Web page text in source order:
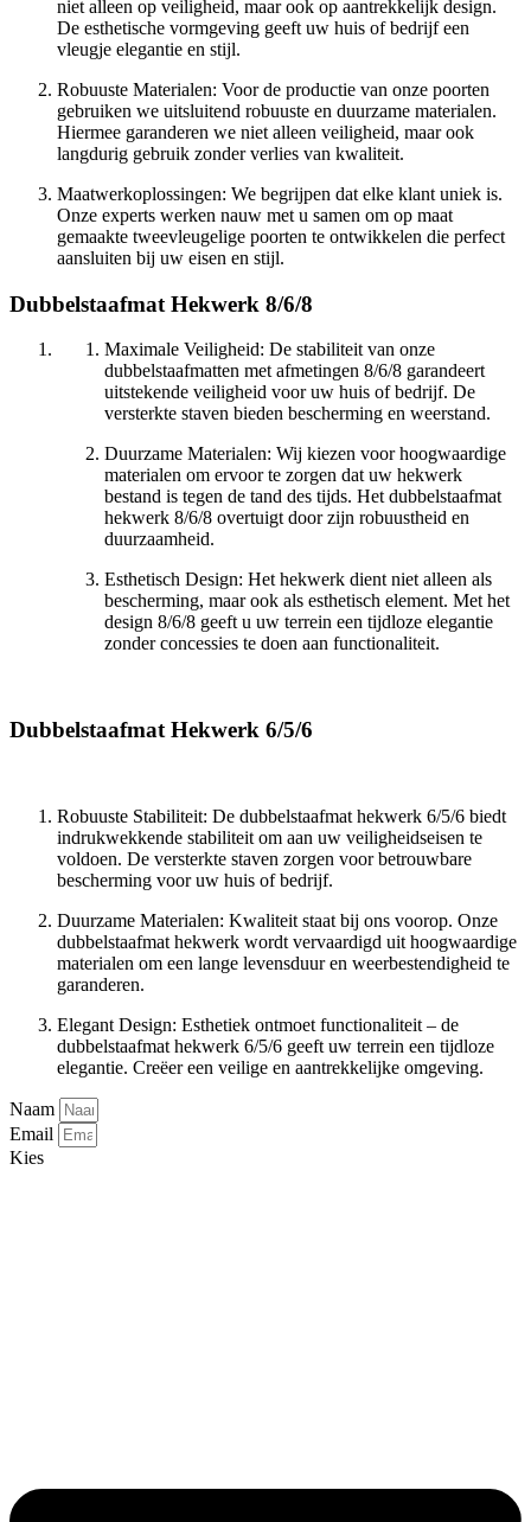
niet alleen op veiligheid, maar ook op aantrekkelijk design.
De esthetische vormgeving geeft uw huis of bedrijf een
vleugje elegantie en stijl.
Robuuste Materialen: Voor de productie van onze poorten
gebruiken we uitsluitend robuuste en duurzame materialen.
Hiermee garanderen we niet alleen veiligheid, maar ook
langdurig gebruik zonder verlies van kwaliteit.
Maatwerkoplossingen: We begrijpen dat elke klant uniek is.
Onze experts werken nauw met u samen om op maat
gemaakte tweevleugelige poorten te ontwikkelen die perfect
aansluiten bij uw eisen en stijl.
Dubbelstaafmat Hekwerk 8/6/8
Maximale Veiligheid: De stabiliteit van onze
dubbelstaafmatten met afmetingen 8/6/8 garandeert
uitstekende veiligheid voor uw huis of bedrijf. De
versterkte staven bieden bescherming en weerstand.
Duurzame Materialen: Wij kiezen voor hoogwaardige
materialen om ervoor te zorgen dat uw hekwerk
bestand is tegen de tand des tijds. Het dubbelstaafmat
hekwerk 8/6/8 overtuigt door zijn robuustheid en
duurzaamheid.
Esthetisch Design: Het hekwerk dient niet alleen als
bescherming, maar ook als esthetisch element. Met het
design 8/6/8 geeft u uw terrein een tijdloze elegantie
zonder concessies te doen aan functionaliteit.
Dubbelstaafmat Hekwerk 6/5/6
Robuuste Stabiliteit: De dubbelstaafmat hekwerk 6/5/6 biedt
indrukwekkende stabiliteit om aan uw veiligheidseisen te
voldoen. De versterkte staven zorgen voor betrouwbare
bescherming voor uw huis of bedrijf.
Duurzame Materialen: Kwaliteit staat bij ons voorop. Onze
dubbelstaafmat hekwerk wordt vervaardigd uit hoogwaardige
materialen om een lange levensduur en weerbestendigheid te
garanderen.
Elegant Design: Esthetiek ontmoet functionaliteit – de
dubbelstaafmat hekwerk 6/5/6 geeft uw terrein een tijdloze
elegantie. Creëer een veilige en aantrekkelijke omgeving.
Naam
Email
Kies